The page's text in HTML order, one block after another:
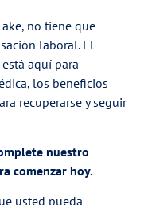
no tiene que
laboral. El
está aquí para
los beneficios
recuperarse y seguir
nuestro
comenzar hoy.
usted pueda